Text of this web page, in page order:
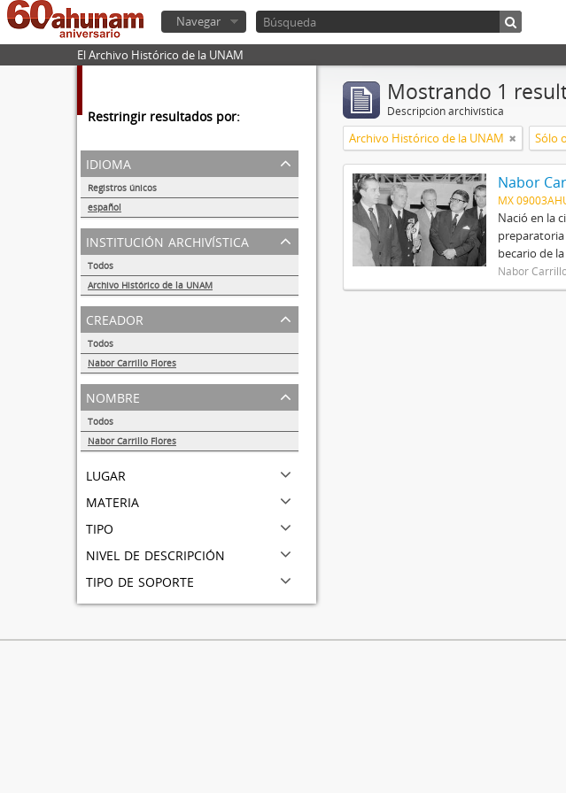
Navegar
El Archivo Histórico de la UNAM
Restringir resultados por:
idioma
Registros únicos
español
1
institución archivística
Todos
Archivo Histórico de la UNAM
1
creador
Todos
Nabor Carrillo Flores
1
nombre
Todos
Nabor Carrillo Flores
lugar
materia
tipo
nivel de descripción
tipo de soporte
Mostrando 1
Descripción archivística
Archivo Histórico de la UNAM Sólo
Nabor
MX
Nació en la
becario de
Nabor